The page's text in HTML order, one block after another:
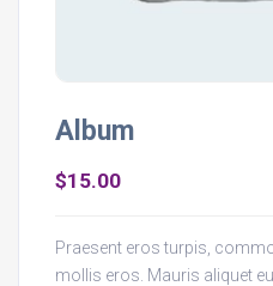
Album
$15.00
Praesent eros turpis,
mollis eros. Mauris aliquet